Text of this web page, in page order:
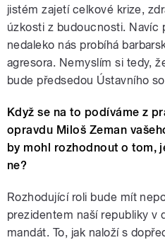
jistém zajetí celkové krize,
úzkosti z budoucnosti. Navíc
nedaleko nás probíhá
agresora. Nemyslím si tedy,
bude předsedou Ústavního
Když se na to podíváme z
opravdu Miloš Zeman
by mohl rozhodnout o tom,
ne?
Rozhodující roli bude mít
prezidentem naší republiky v
mandát. To, jak naloží s